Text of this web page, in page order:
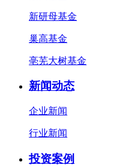
新研母基金
巢高基金
亳芜大树基金
新闻动态
企业新闻
行业新闻
投资案例